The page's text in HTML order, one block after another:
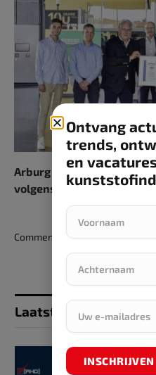
Arburg heeft haar
volgens ISO 27001
Comments are closed.
Laatst toegevoegd
SKZ en
op het
Ontvang
trends,
en